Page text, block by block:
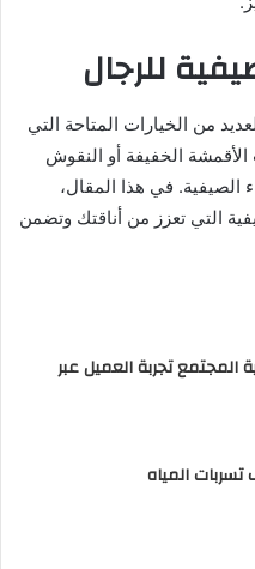
للرجال
من الخيارات المتاحة التي
الخفيفة أو النقوش
الصيفية. في هذا المقال،
التي تعزز من أناقتك وتضمن
المجتمع تجربة العميل عبر
المياه